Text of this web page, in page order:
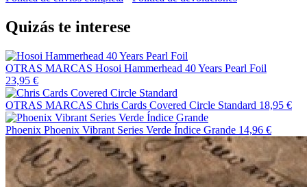
Quizás te interese
OTRAS MARCAS Hosoi Hammerhead 40 Years Pearl Foil
23,95 €
OTRAS MARCAS Chris Cards Covered Circle Standard 18,95 €
Phoenix Phoenix Vibrant Series Verde Índice Grande 14,96 €